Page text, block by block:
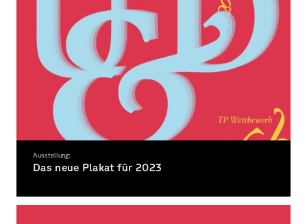
Ausstellung:
Das neue Plakat für 2023